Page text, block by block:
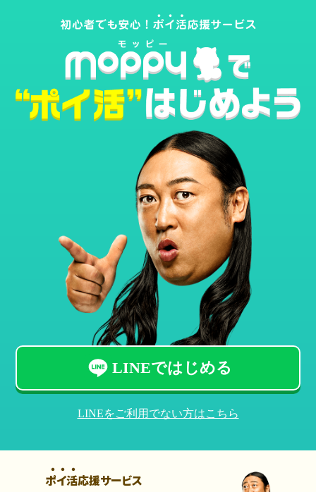
LINEではじめる
LINEをご利用でない方はこちら
ポイ活応援サービス